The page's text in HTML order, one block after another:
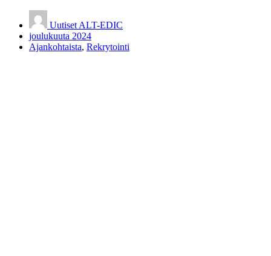
Uutiset ALT-EDIC
joulukuuta 2024
Ajankohtaista, Rekrytointi